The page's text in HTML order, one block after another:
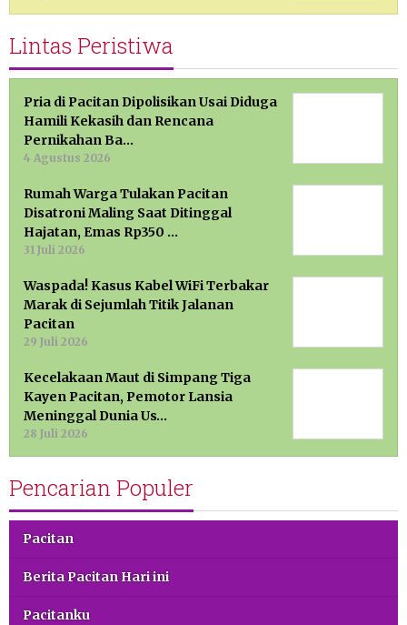
Lintas Peristiwa
Pria di Pacitan Dipolisikan Usai Diduga
Hamili Kekasih dan Rencana
Pernikahan Ba…
4 Agustus 2026
Rumah Warga Tulakan Pacitan
Disatroni Maling Saat Ditinggal
Hajatan, Emas Rp350 …
31 Juli 2026
Waspada! Kasus Kabel WiFi Terbakar
Marak di Sejumlah Titik Jalanan
Pacitan
29 Juli 2026
Kecelakaan Maut di Simpang Tiga
Kayen Pacitan, Pemotor Lansia
Meninggal Dunia Us…
28 Juli 2026
Pencarian Populer
Pacitan
Berita Pacitan Hari ini
Pacitanku